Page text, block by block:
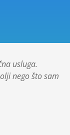
usluga.
nego što sam